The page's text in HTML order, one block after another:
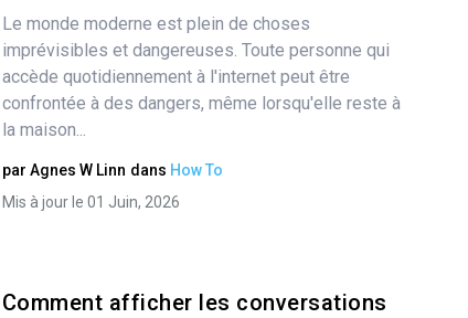
Partager
Facebook
Le monde moderne est plein de choses
imprévisibles et dangereuses. Toute personne qui
accède quotidiennement à l'internet peut être
confrontée à des dangers, même lorsqu'elle reste à
la maison...
par Agnes W Linn dans How To
Mis à jour le 01 Juin, 2026
Comment afficher les conversations